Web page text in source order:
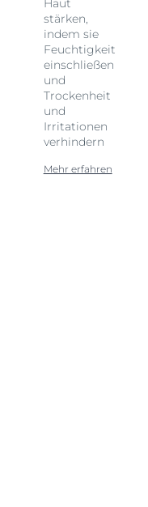
Haut
stärken,
indem sie
Feuchtigkeit
einschließen
und
Trockenheit
und
Irritationen
verhindern
Mehr erfahren